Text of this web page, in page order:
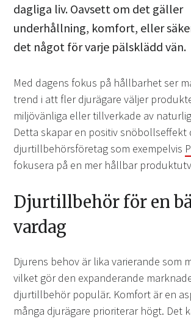
dagliga liv. Oavsett om det gäller
underhållning, komfort, eller
det något för varje pälsklädd vän.
Med dagens fokus på hållbarhet ser
trend i att fler djurägare väljer
miljövänliga eller tillverkade av
Detta skapar en positiv snöbollseffekt
djurtillbehörsföretag som exempelvis
fokusera på en mer hållbar
Djurtillbehör för en
vardag
Djurens behov är lika varierande som
vilket gör den expanderande
djurtillbehör populär. Komfort är en
många djurägare prioriterar högt. Det